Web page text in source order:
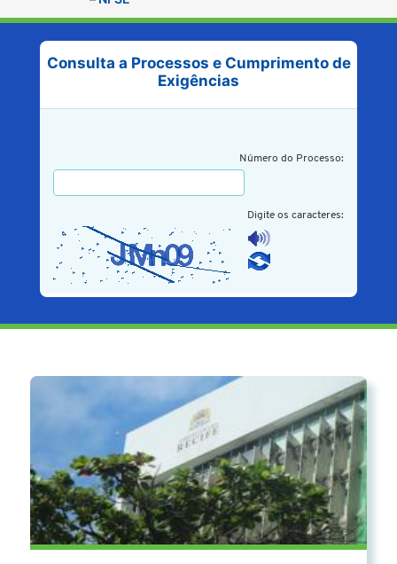
Consulta a Processos e Cumprimento de
Exigências